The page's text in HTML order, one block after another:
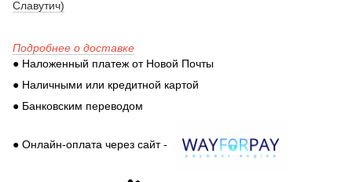
Славутич)
Подробнее о доставке
● Наложенный платеж от Новой Почты
● Наличными или кредитной картой
● Банковским переводом
● Онлайн-оплата через сайт -